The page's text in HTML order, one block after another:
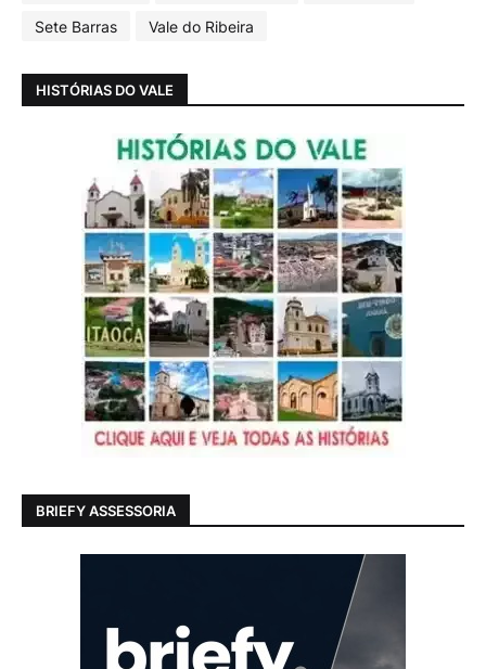
Sete Barras
Vale do Ribeira
HISTÓRIAS DO VALE
BRIEFY ASSESSORIA